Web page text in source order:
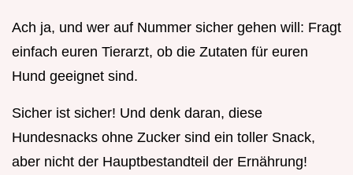
Ach ja, und wer auf Nummer sicher gehen will: Fragt
einfach euren Tierarzt, ob die Zutaten für euren
Hund geeignet sind.
Sicher ist sicher! Und denk daran, diese
Hundesnacks ohne Zucker sind ein toller Snack,
aber nicht der Hauptbestandteil der Ernährung!